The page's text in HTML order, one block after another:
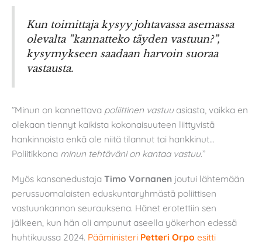
Kun toimittaja kysyy johtavassa asemassa
olevalta ”kannatteko täyden vastuun?”,
kysymykseen saadaan harvoin suoraa
vastausta.
”Minun on kannettava poliittinen vastuuasiasta, vaikka en
olekaan tiennyt kaikista kokonaisuuteen liittyvistä
hankinnoista enkä ole niitä tilannut tai hankkinut…
Poliitikkona minun tehtäväni on kantaa vastuu.”
Myös kansanedustaja Timo Vornanen joutui lähtemään
perussuomalaisten eduskuntaryhmästä poliittisen
vastuunkannon seurauksena. Hänet erotettiin sen
jälkeen, kun hän oli ampunut aseella yökerhon edessä
huhtikuussa 2024. Pääministeri Petteri Orpo esitti